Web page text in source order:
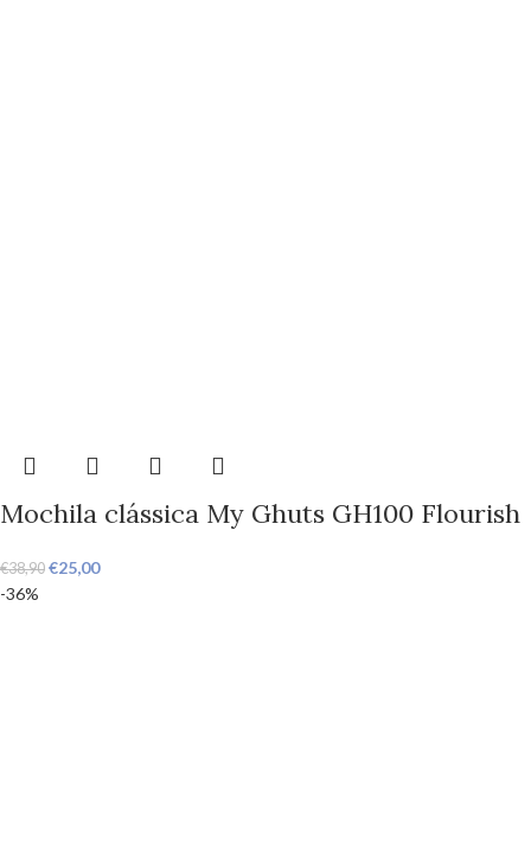
Mochila clássica My Ghuts GH100 Flourish
€38,90 €25,00
-36%